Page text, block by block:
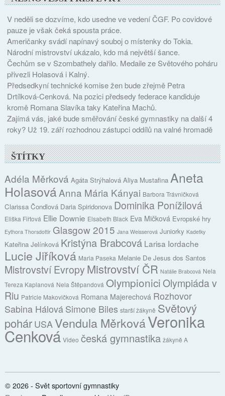
V neděli se dozvíme, kdo usedne ve vedení ČGF. Po covidové
pauze je však čeká spousta práce.
Američanky svádí napínavý souboj o místenky do Tokia.
Národní mistrovství ukázalo, kdo má největší šance.
Čechům se v Szombathely dařilo. Medaile ze Světového poháru
přivezli Holasová i Kalný.
Předsedkyní technické komise žen bude zřejmě Petra
Drtílková-Cenková. Na pozici předsedy federace kandiduje
kromě Romana Slavíka taky Kateřina Machů.
Zajímá vás, jaké bude směřování české gymnastiky na další 4
roky? Už 19. září rozhodnou zástupci oddílů na valné hromadě
ŠTÍTKY
Adéla Měrková Agáta Strýhalová Aliya Mustafina Aneta
HolasováAnna Mária Kányai Barbora Trávničková
Clarissa Čondlová Daria Spiridonova Dominika Ponížilová
Eliška Fiřtová Ellie Downie Elsabeth Black Eva Mičková Evropské hry
Eythora Thorsdottir Glasgow 2015 Jana Weisserová Juniorky Kadetky
Kateřina Jelínková Kristýna Brabcová Larisa Iordache
Lucie Jiříková Maria Paseka Melanie De Jesus dos Santos
Mistrovství Evropy Mistrovství ČR Natálie Brabcová Nela
Tereza Kaplanová Nela Štěpandová OlympioniciOlympiáda v
Riu Patricie Makovičková Romana Majerechová Rozhovor
Sabina HálováSimone Biles starší žákyně Světový
pohárUSAVendula MěrkováVeronika
Cenková Video česká gymnastika žákyně A
© 2026 - Svět sportovní gymnastiky